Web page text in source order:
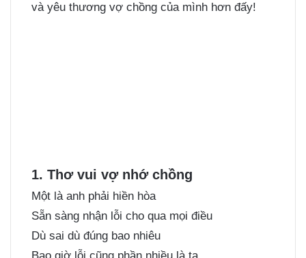
và yêu thương vợ chồng của mình hơn đấy!
1. Thơ vui vợ nhớ chồng
Một là anh phải hiền hòa
Sẵn sàng nhận lỗi cho qua mọi điều
Dù sai dù đúng bao nhiêu